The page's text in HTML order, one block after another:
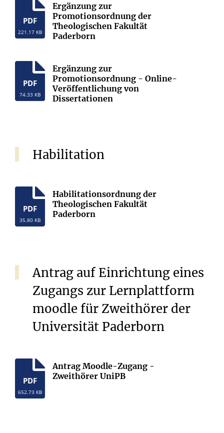
PDF
221.17 KB
Ergänzung zur
Promotionsordnung der
Theologischen Fakultät
Paderborn
PDF
74.33 KB
Ergänzung zur
Promotionsordnung - Online-
Veröffentlichung von
Dissertationen
Habilitation
PDF
35.80 KB
Habilitationsordnung der
Theologischen Fakultät
Paderborn
Antrag auf Einrichtung eines
Zugangs zur Lernplattform
moodle für Zweithörer der
Universität Paderborn
PDF
652.73 KB
Antrag Moodle-Zugang -
Zweithörer UniPB